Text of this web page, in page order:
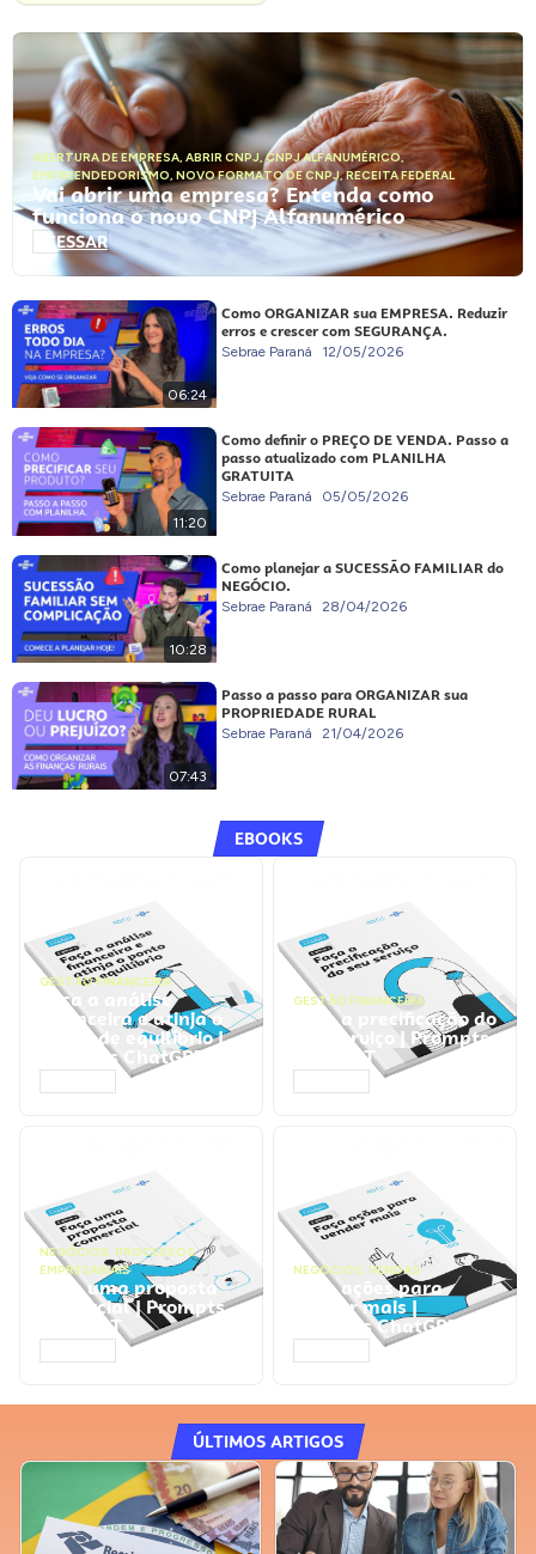
ABERTURA DE EMPRESA, ABRIR CNPJ,CNPJ ALFANUMÉRICO,
EMPREENDEDORISMO, NOVO FORMATO DE CNPJ,RECEITA FEDERAL
Vai abrir uma empresa? Entenda como
funciona o novo CNPJ Alfanumérico
ACESSAR
06:24
Como ORGANIZAR sua EMPRESA. Reduzir
erros e crescer com SEGURANÇA.
Sebrae Paraná 12/05/2026
11:20
Como definir o PREÇO DE VENDA. Passo a
passo atualizado com PLANILHA
GRATUITA
Sebrae Paraná 05/05/2026
10:28
Como planejar a SUCESSÃO FAMILIAR do
NEGÓCIO.
Sebrae Paraná 28/04/2026
07:43
Passo a passo para ORGANIZAR sua
PROPRIEDADE RURAL
Sebrae Paraná 21/04/2026
EBOOKS
GESTÃO FINANCEIRA
Faça a análise
financeira e atinja o
ponto de equilíbrio |
Prompts ChatGPT
GESTÃO FINANCEIRA
Faça a precificação do
seu serviço | Prompts
ChatGPT
NEGÓCIOS, PROCESSOS
EMPRESARIAIS
Faça uma proposta
comercial | Prompts
ChatGPT
NEGÓCIOS, VENDAS
Faça ações para
vender mais |
Prompts ChatGPT
ÚLTIMOS ARTIGOS